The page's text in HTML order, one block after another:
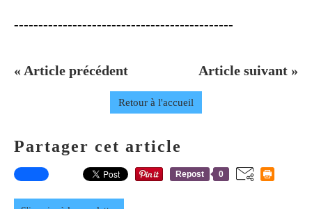
---------------------------------------------
« Article précédent Article suivant »
Retour à l'accueil
Partager cet article
Repost 0